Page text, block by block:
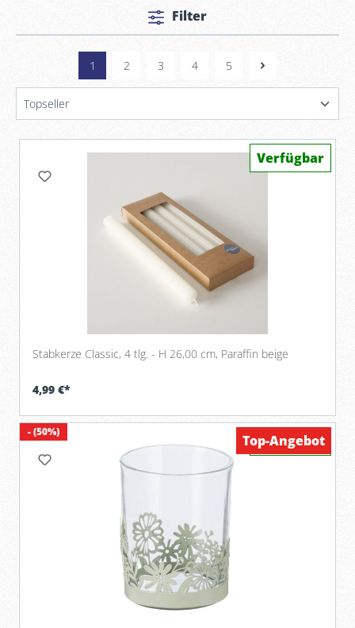
Filter
1 2 3 4 5
Stabkerze Classic, 4 tlg. - H 26,00 cm, Paraffin beige
4,99 €*
Verfügbar
- (50%)
Verfügbar
Top-Angebot